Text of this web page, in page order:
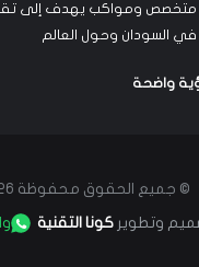
متخصص ومواكب يهدف إلى
السودان وحول العالم
واضحة
© جميع الحقوق محفوظة 2026
وتطويركونا التقنية